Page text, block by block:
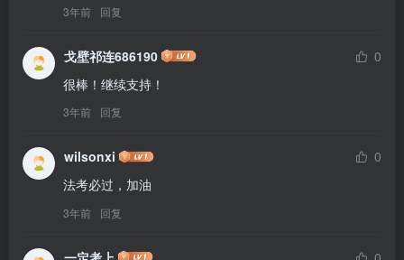
3年前 回复
戈壁祁连686190
0
很棒！继续支持！
3年前 回复
wilsonxi
0
法考必过，加油
3年前 回复